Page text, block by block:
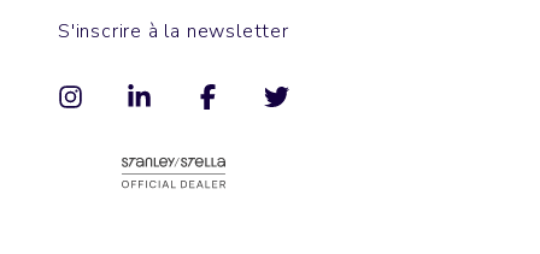
S'inscrire à la newsletter